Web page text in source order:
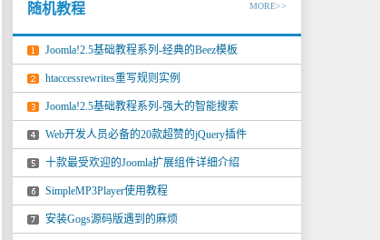
随机教程 MORE>>
Joomla!2.5基础教程系列-经典的Beez模板
htaccessrewrites重写规则实例
Joomla!2.5基础教程系列-强大的智能搜索
Web开发人员必备的20款超赞的jQuery插件
十款最受欢迎的Joomla扩展组件详细介绍
SimpleMP3Player使用教程
安装Gogs源码版遇到的麻烦